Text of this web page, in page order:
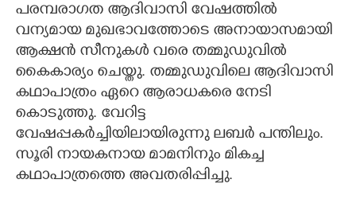
പരമ്പരാഗത ആദിവാസി വേഷത്തിൽ
വന്യമായ മുഖഭാവത്തോടെ അനായാസമായി
ആക്ഷൻ സീനുകൾ വരെ തമ്മുഡുവിൽ
കൈകാര്യം ചെയ്തു. തമ്മുഡുവിലെ ആദിവാസി
കഥാപാത്രം ഏറെ ആരാധകരെ നേടി
കൊടുത്തു. വേറിട്ട
വേഷപ്പകർച്ചിയിലായിരുന്നു ലബർ പന്തിലും.
സൂരി നായകനായ മാമനിനും മികച്ച
കഥാപാത്രത്തെ അവതരിപ്പിച്ചു.